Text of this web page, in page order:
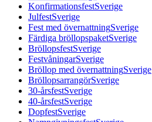
KonfirmationsfestSverige
JulfestSverige
Fest med övernattningSverige
Färdiga bröllopspaketSverige
BröllopsfestSverige
FestvåningarSverige
Bröllop med övernattningSverige
BröllopsarrangörSverige
30-årsfestSverige
40-årsfestSverige
DopfestSverige